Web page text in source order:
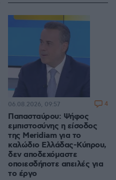
Παπασταύρου: Ψήφος
εμπιστοσύνης η είσοδος
της Meridiam για το
καλώδιο Ελλάδας-Κύπρου,
δεν αποδεχόμαστε
οποιεσδήποτε απειλές για
το έργο
06.08.2026, 09:57 4